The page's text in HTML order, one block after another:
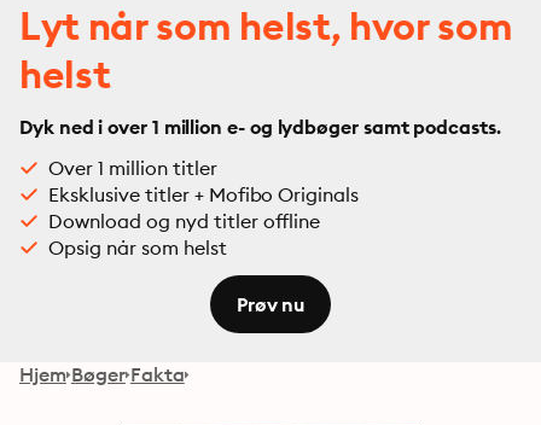
Lyt når som helst, hvor som
helst
Dyk ned i over 1 million e- og lydbøger samt podcasts.
Over 1 million titler
Eksklusive titler + Mofibo Originals
Download og nyd titler offline
Opsig når som helst
Prøv nu
Hjem Bøger Fakta